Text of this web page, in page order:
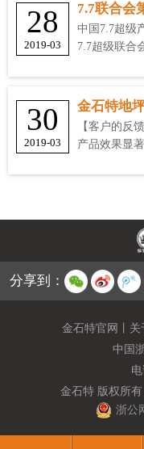
28
2019-03
7.7联合会
中国7.7超级
7.7超级联合
30
2019-03
金石特地
【客户的反
产品效果显
分享到：
金石特官网 关
中国
电
金石特 版权所有
浙公